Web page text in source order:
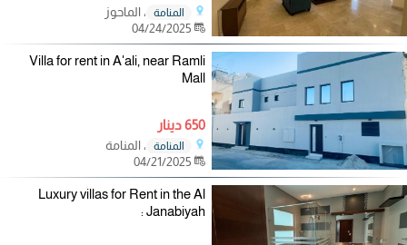
المنامة
، الماحوز
Villa for rent in A'ali, near Ramli
Mall
650 دينار
المنامة
، المنامة
Luxury villas for Rent in the Al
Janabiyah :